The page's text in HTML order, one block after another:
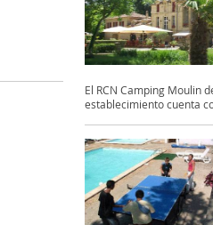
El RCN Camping Moulin
establecimiento cuenta